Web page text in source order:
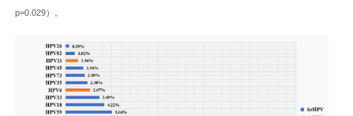
p=0.029）。